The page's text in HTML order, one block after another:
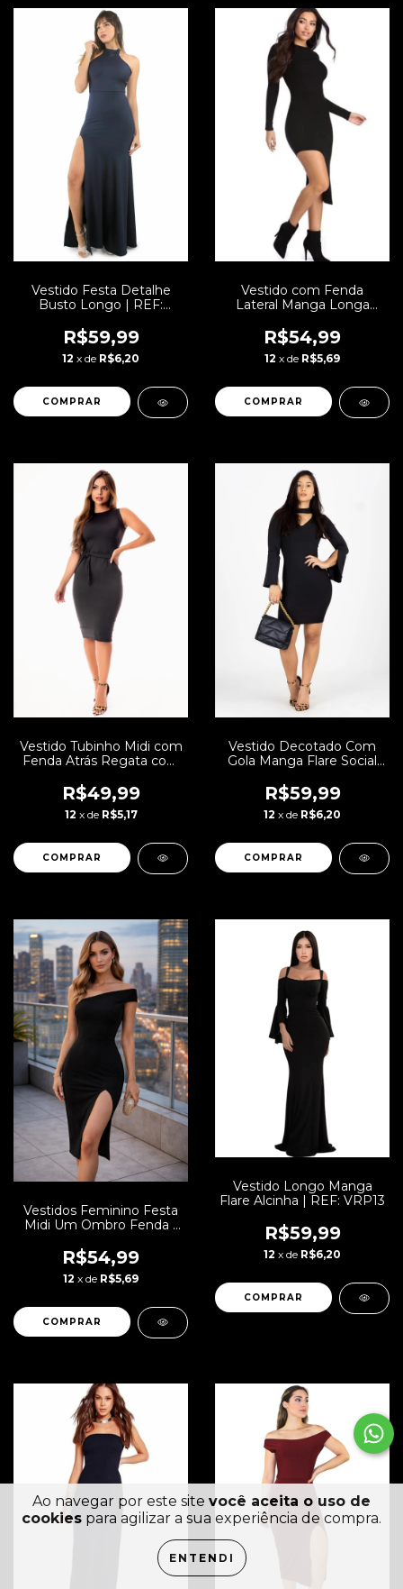
Ao navegar por este site você aceita o uso de
cookies para agilizar a sua experiência de compra.
ENTENDI
Vestido Festa Detalhe
Busto Longo | REF:
R$59,99
12 x de R$6,20
COMPRAR
Vestido com Fenda
Lateral Manga Longa
R$54,99
12 x de R$5,69
COMPRAR
Vestido Tubinho Midi com
Fenda Atrás Regata com
Dia a Dia | REF: STY20
R$49,99
12 x de R$5,17
COMPRAR
Vestido Decotado Com
Gola Manga Flare Social
R$59,99
12 x de R$6,20
COMPRAR
Vestidos Feminino Festa
Midi Um Ombro Fenda |
R$54,99
12 x de R$5,69
COMPRAR
Vestido Longo Manga
Flare Alcinha | REF: VRP13
R$59,99
12 x de R$6,20
COMPRAR